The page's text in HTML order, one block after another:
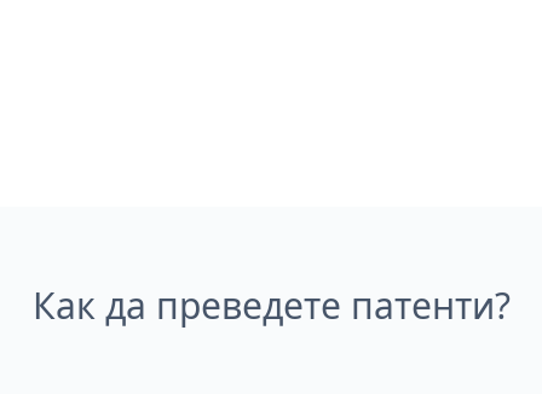
Как да преведете патенти?